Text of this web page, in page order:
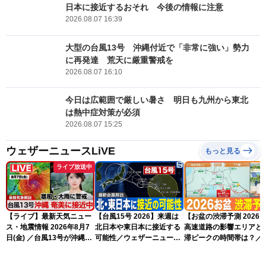
日本に接近するおそれ 今後の情報に注意
2026.08.07 16:39
大型の台風13号 沖縄付近で「非常に強い」勢力
に再発達 荒天に厳重警戒を
2026.08.07 16:10
今日は広範囲で厳しい暑さ 明日も九州から東北
は熱中症対策が必須
2026.08.07 15:25
ウェザーニュースLiVE もっと見る
ライブ放送中
【ライブ】最新天気ニュー
ス・地震情報 2026年8月7
日(金) ／台風13号が沖縄・
【台風15号 2026】来週は
北日本や東日本に接近する
可能性／ウェザーニュース
【お盆の渋滞予測 2026】
高速道路の影響エリアと
滞ピークの時間帯は？／